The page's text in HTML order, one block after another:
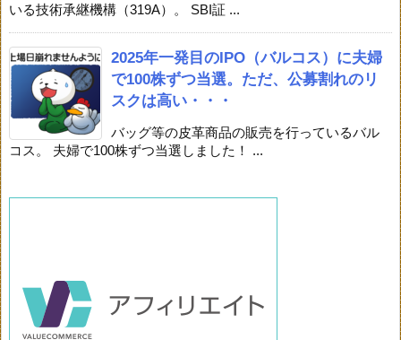
いる技術承継機構（319A）。 SBI証 ...
2025年一発目のIPO（バルコス）に夫婦
で100株ずつ当選。ただ、公募割れのリ
スクは高い・・・
バッグ等の皮革商品の販売を行っているバル
コス。 夫婦で100株ずつ当選しました！ ...